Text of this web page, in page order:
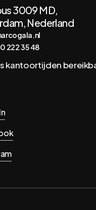
3009 MD,
Nederland
222 35 48
kantoortijden